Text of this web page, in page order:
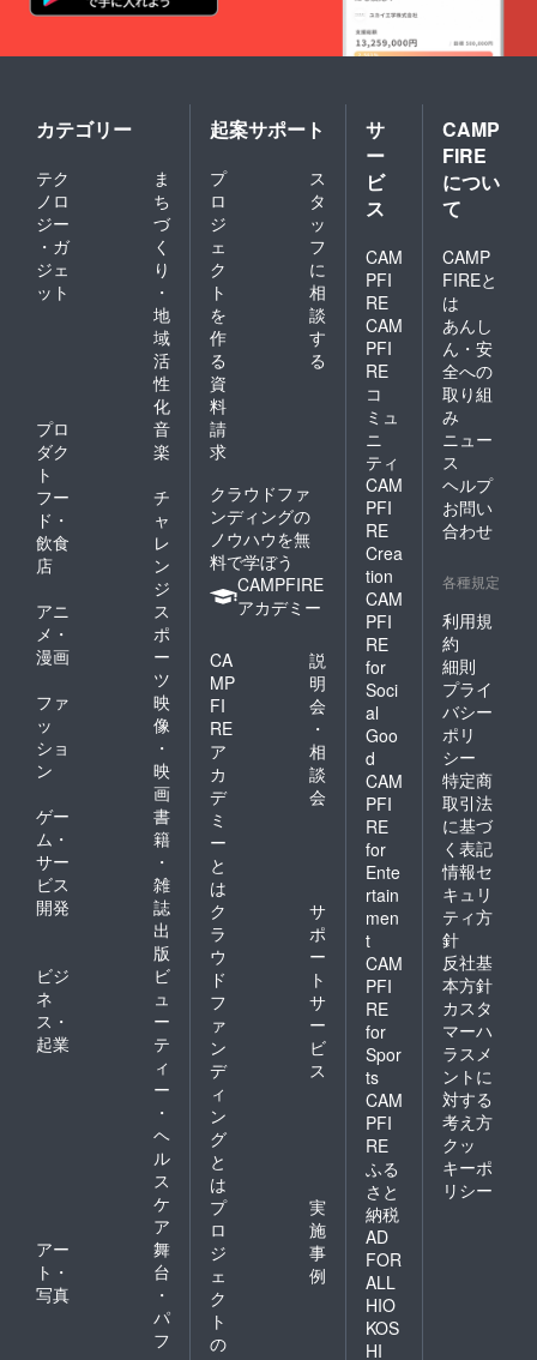
より、
てチ
ケット
の使用
を有効
に致し
ます。
※有効期
2021年
6月〜
2022年
カテゴリー
テク
ノロ
ジー
・ガ
ジェ
ット
ま
ち
づ
く
り
・
地
域
活
性
化
プロ
ダク
ト
音
楽
フー
ド・
飲食
店
チ
ャ
レ
ン
ジ
アニ
メ・
漫画
ス
ポ
ー
ツ
ファ
ッ
ショ
ン
映
像
・
映
画
ゲー
ム・
サー
ビス
開発
書
籍
・
雑
誌
出
版
ビジ
ネ
ス・
起業
ビ
ュ
ー
テ
ィ
ー
・
ヘ
ル
ス
ケ
ア
アー
ト・
写真
舞
台
・
パ
フ
起案サポート
プ
ロ
ジ
ェ
ク
ト
を
作
る
ス
タ
ッ
フ
に
相
談
す
る
資
料
請
求
クラウドファ
ンディングの
ノウハウを無
料で学ぼう
CAMPFIRE
アカデミー
CA
MP
FI
RE
ア
カ
デ
ミ
ー
と
は
説
明
会
・
相
談
会
ク
ラ
ウ
ド
フ
ァ
ン
デ
ィ
ン
グ
と
は
サ
ポ
ー
ト
サ
ー
ビ
ス
プ
ロ
ジ
ェ
ク
ト
の
実
施
事
例
サ
ー
ビ
ス
CAM
PFI
RE
CAM
PFI
RE
コ
ミュ
ニ
ティ
CAM
PFI
RE
Crea
tion
CAM
PFI
RE
for
Soci
al
Goo
d
CAM
PFI
RE
for
Ente
rtain
men
t
CAM
PFI
RE
for
Spor
ts
CAM
PFI
RE
ふる
さと
納税
AD
FOR
ALL
HIO
KOS
HI
CAMP
FIRE
につい
て
CAMP
FIREと
は
あんし
ん・安
全への
取り組
み
ニュー
ス
ヘルプ
お問い
合わせ
各種規定
利用規
約
細則
プライ
バシー
ポリ
シー
特定商
取引法
に基づ
く表記
情報セ
キュリ
ティ方
針
反社基
本方針
カスタ
マーハ
ラスメ
ントに
対する
考え方
クッ
キーポ
リシー